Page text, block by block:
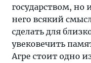
государством, но
него всякий
сделать для
увековечить
Агре стоит одно